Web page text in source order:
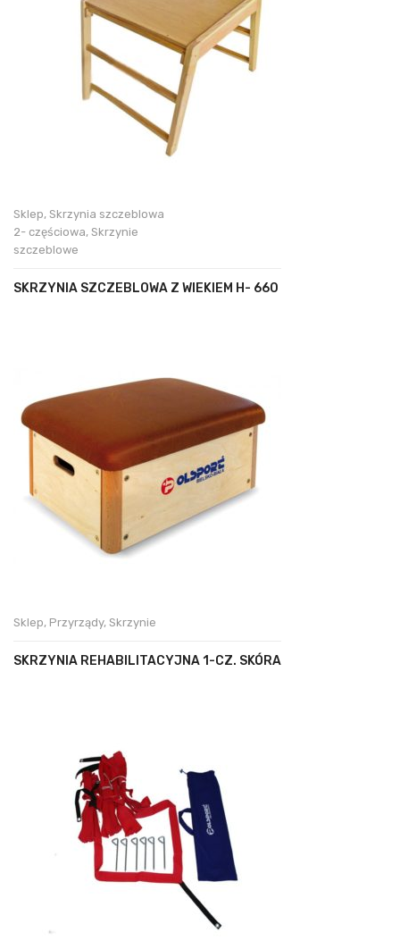
Sklep, Skrzynia szczeblowa
2- częściowa, Skrzynie
szczeblowe
SKRZYNIA SZCZEBLOWA Z WIEKIEM H- 660
Sklep, Przyrządy, Skrzynie
SKRZYNIA REHABILITACYJNA 1-CZ. SKÓRA